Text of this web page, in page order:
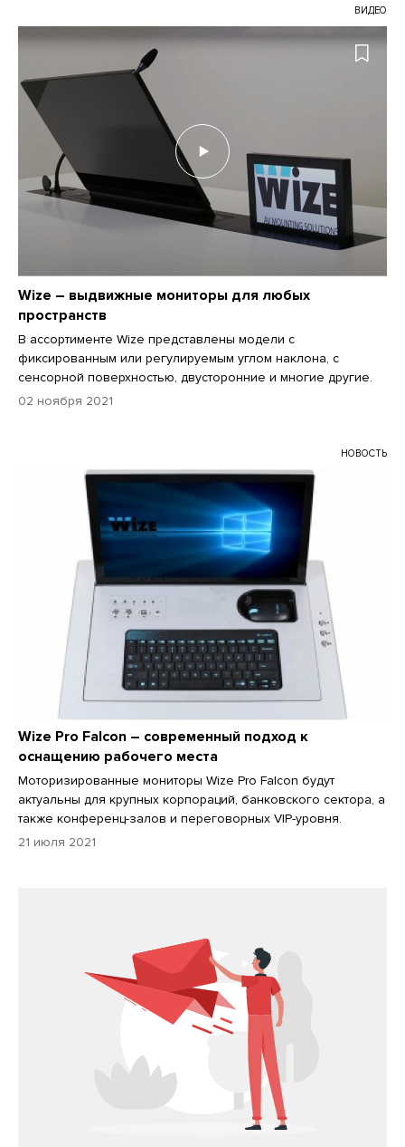
ВИДЕО
Wize – выдвижные мониторы для любых
пространств
В ассортименте Wize представлены модели с
фиксированным или регулируемым углом наклона, с
сенсорной поверхностью, двусторонние и многие другие.
02 ноября 2021
НОВОСТЬ
Wize Pro Falcon – современный подход к
оснащению рабочего места
Моторизированные мониторы Wize Pro Falcon будут
актуальны для крупных корпораций, банковского сектора, а
также конференц-залов и переговорных VIP-уровня.
21 июля 2021